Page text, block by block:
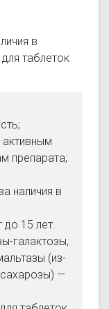
в
таблеток
активным
препарата;
наличия в
15 лет.
галактозы,
(из-
сахарозы) —